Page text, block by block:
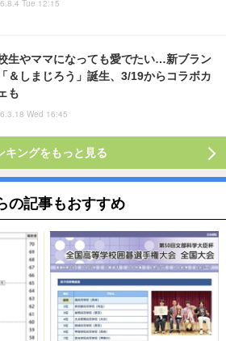
Tue 12:15
生やママになっても愛でたい…新ブラン
＆しまじろう」誕生、3/19からコラボカ
も
Wed 16:45
キングをもっと見る
の記事もおすすめ